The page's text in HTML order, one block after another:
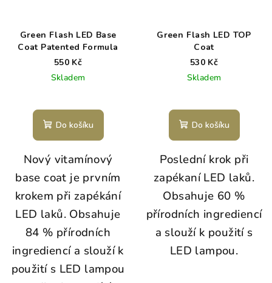
Green Flash LED Base
Coat Patented Formula
550 Kč
Skladem
Do košíku
Nový vitamínový
base coat je prvním
krokem při zapékání
LED laků. Obsahuje
84 % přírodních
ingrediencí a slouží k
použití s LED lampou
Green Flash LED TOP
Coat
530 Kč
Skladem
Do košíku
Poslední krok při
zapékaní LED laků.
Obsahuje 60 %
přírodních ingrediencí
a slouží k použití s
LED lampou.